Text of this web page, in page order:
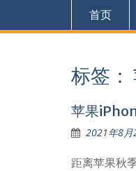
首页
标签：
苹果
2021年8月
距离苹果秋